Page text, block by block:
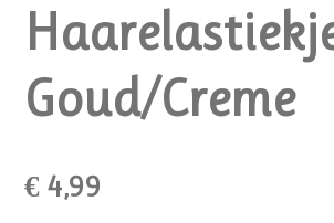
Goud/Creme
€ 4,99